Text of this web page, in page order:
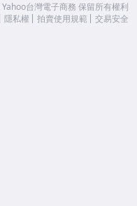
Yahoo台灣電子商務 保留所有權利
隱私權 拍賣使用規範 交易安全